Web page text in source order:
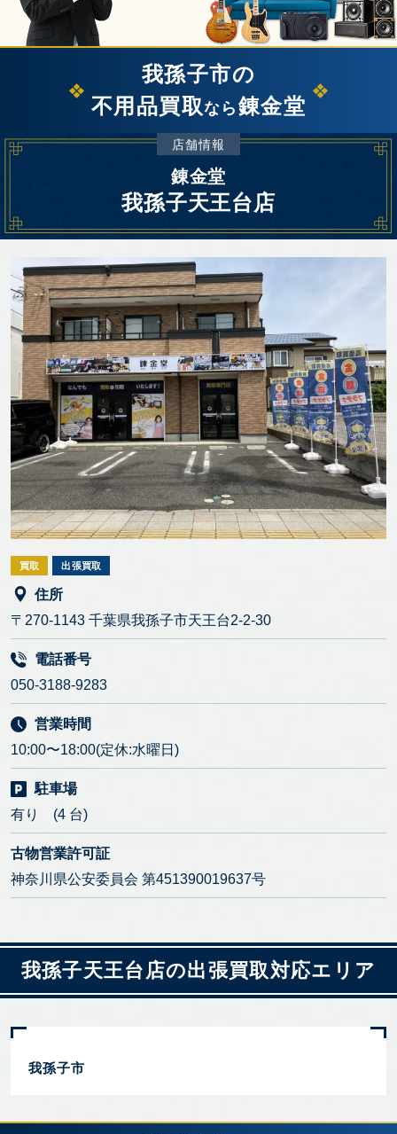
我孫子市の
不用品買取なら 錬金堂
店舗情報
錬金堂
我孫子天王台店
買取 出張買取
住所
〒270-1143 千葉県我孫子市天王台2-2-30
電話番号
050-3188-9283
営業時間
10:00〜18:00(定休:水曜日)
駐車場
有り (4 台)
古物営業許可証
神奈川県公安委員会 第451390019637号
我孫子天王台店の出張買取対応エリア
我孫子市